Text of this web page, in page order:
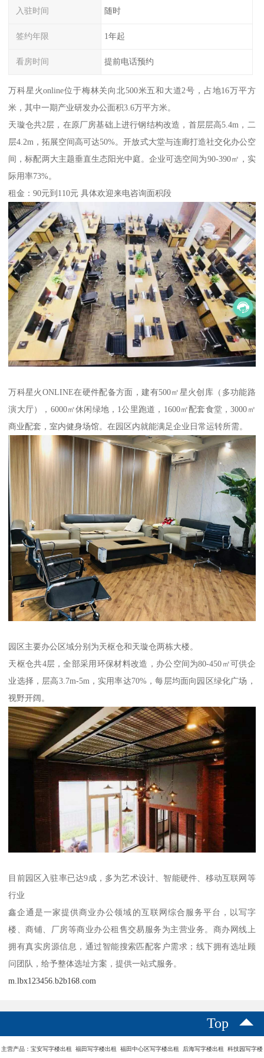
入驻时间 随时
签约年限 1年起
看房时间 提前电话预约
万科星火online位于梅林关向北500米五和大道2号，占地16万平方
米，其中一期产业研发办公面积3.6万平方米。
天璇仓共2层，在原厂房基础上进行钢结构改造，首层层高5.4m，二
层4.2m，拓展空间高可达50%。开放式大堂与连廊打造社交化办公空
间，标配两大主题垂直生态阳光中庭。企业可选空间为90-390㎡，实
际用率73%。
租金：90元到110元 具体欢迎来电咨询面积段
万科星火ONLINE在硬件配备方面，建有500㎡星火创库（多功能路
演大厅），6000㎡休闲绿地，1公里跑道，1600㎡配套食堂，3000㎡
商业配套，室内健身场馆。在园区内就能满足企业日常运转所需。
园区主要办公区域分别为天枢仓和天璇仓两栋大楼。
天枢仓共4层，全部采用环保材料改造，办公空间为80-450㎡可供企
业选择，层高3.7m-5m，实用率达70%，每层均面向园区绿化广场，
视野开阔。
目前园区入驻率已达9成，多为艺术设计、智能硬件、移动互联网等
行业
鑫企通是一家提供商业办公领域的互联网综合服务平台，以写字
楼、商铺、厂房等商业办公租售交易服务为主营业务。商办网线上
拥有真实房源信息，通过智能搜索匹配客户需求；线下拥有选址顾
问团队，给予整体选址方案，提供一站式服务。
m.lbx123456.b2b168.com
Top
主营产品：宝安写字楼出租 福田写字楼出租 福田中心区写字楼出租 后海写字楼出租 科技园写字楼